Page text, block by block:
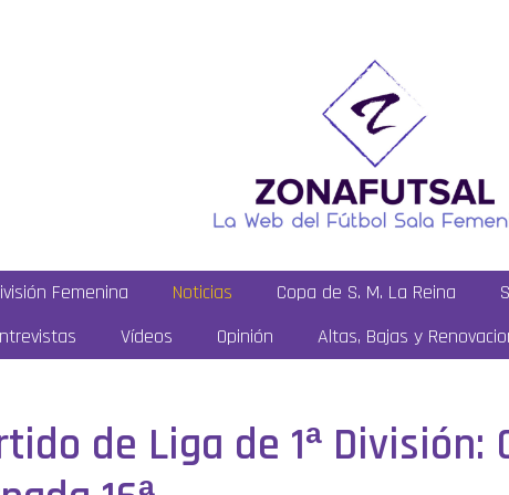
Femenina Noticias Copa de S. M. La Reina
Vídeos Opinión Altas, Bajas y
de Liga de 1ª División: